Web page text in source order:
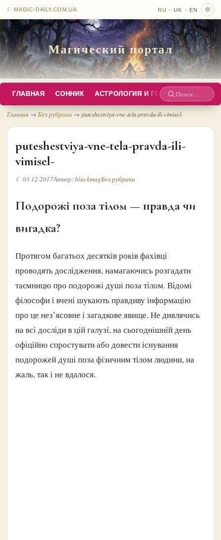
☾ MAGIC-DAILY.COM.UA RU · UK · EN
Магический портал
ГЛАВНАЯ СОННИК АСТРОЛОГИЯ И ГОРОСКОПЫ
Поиск
по
сайту
Главная → Без рубрики → puteshestviya-vne-tela-pravda-ili-vimisel-
puteshestviya-vne-tela-pravda-ili-
vimisel-
☾ 03.12.2017Автор:blackmagБез рубрики
Подорожі поза тілом — правда чи
вигадка?
Протягом багатьох десятків років фахівці
проводять дослідження, намагаючись розгадати
таємницю про подорожі душі поза тілом. Відомі
філософи і вчені шукають правдиву інформацію
про це нез’ясовне і загадкове явище. Не дивлячись
на всі досліди в цій галузі, на сьогоднішній день
офіційно спростувати або довести існування
подорожей душі поза фізичним тілом людини, на
жаль, так і не вдалося.